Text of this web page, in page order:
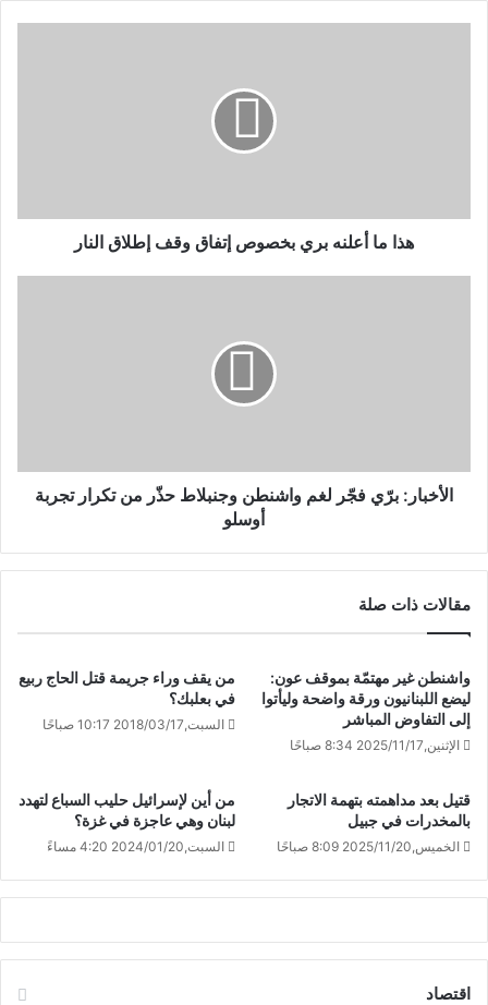
هذا ما أعلنه بري بخصوص إتفاق وقف إطلاق النار
الأخبار: برّي فجّر لغم واشنطن وجنبلاط حذّر من تكرار تجربة
أوسلو
مقالات ذات صلة
واشنطن غير مهتمّة بموقف عون:
ليضع اللبنانيون ورقة واضحة وليأتوا
إلى التفاوض المباشر
الإثنين,2025/11/17 8:34 صباحًا
من يقف وراء جريمة قتل الحاج ربيع
في بعلبك؟
السبت,2018/03/17 10:17 صباحًا
قتيل بعد مداهمته بتهمة الاتجار
بالمخدرات في جبيل
الخميس,2025/11/20 8:09 صباحًا
من أين لإسرائيل حليب السباع لتهدد
لبنان وهي عاجزة في غزة؟
السبت,2024/01/20 4:20 مساءً
اقتصاد